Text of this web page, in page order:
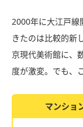
2000年に大江戸線
きたのは比較的新
京現代美術館に、
度が激変。でも、
マンショ